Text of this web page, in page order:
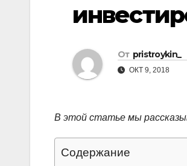
От pristroykin_
ОКТ 9, 2018
В этой статье мы
Содержание